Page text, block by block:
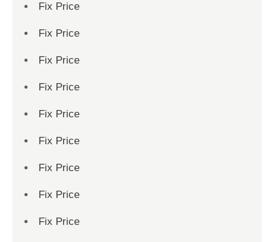
Fix Price
Fix Price
Fix Price
Fix Price
Fix Price
Fix Price
Fix Price
Fix Price
Fix Price